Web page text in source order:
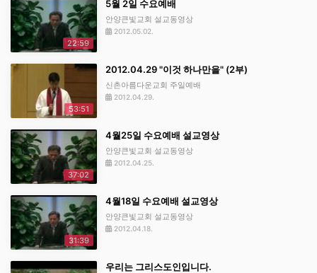
22:59
5월 2일 수요예배
안양큰빛교회 설교동영상
2012.05.02.
53:51
2012.04.29 "이것 하나만을" (2부)
신촌아름다운교회 주일예배
2012.04.29.
37:02
4월25일 수요예배 설교영상
안양큰빛교회 설교동영상
2012.04.25.
31:39
4월18일 수요예배 설교영상
안양큰빛교회 설교동영상
2012.04.18.
우리는 그리스도인입니다.